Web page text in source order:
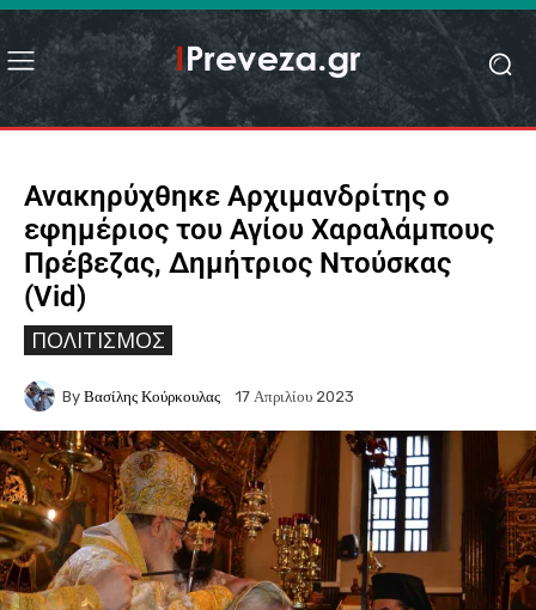
Ανακηρύχθηκε Αρχιμανδρίτης ο
εφημέριος του Αγίου Χαραλάμπους
Πρέβεζας, Δημήτριος Ντούσκας
(Vid)
ΠΟΛΙΤΙΣΜΌΣ
By Βασίλης Κούρκουλας 17 Απριλίου 2023